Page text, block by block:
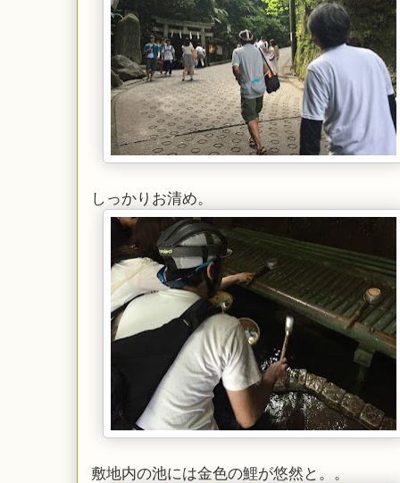
しっかりお清め。
敷地内の池には金色の鯉が悠然と。。